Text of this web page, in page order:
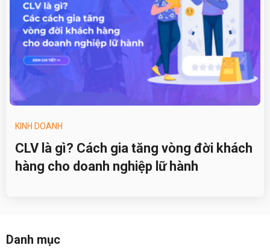
KINH DOANH
CLV là gì? Cách gia tăng vòng đời khách
hàng cho doanh nghiệp lữ hành
Danh mục